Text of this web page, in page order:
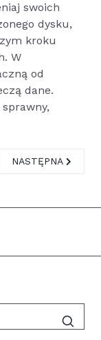
swoich
dysku,
kroku
W
od
dane.
EKRANIE
NASTĘPNA
NASTĘPNA